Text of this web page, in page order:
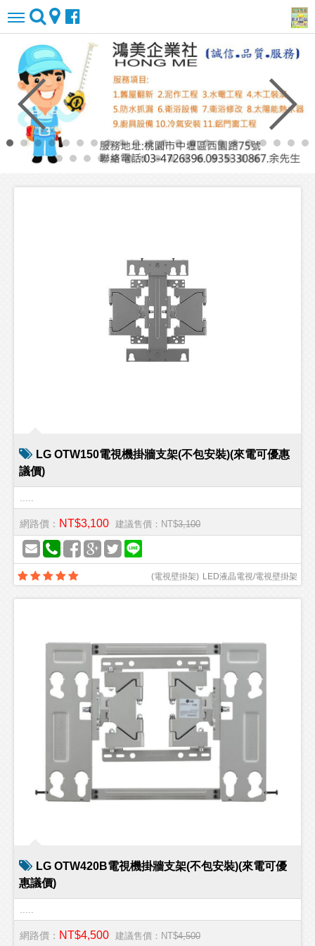
LG OTW150電視機掛牆支架(不包安裝)(來電可優惠
議價)
網路價： NT$3,100 建議售價：NT$3,100
LED液晶電視/電視壁掛架
(電視壁掛架)
LG OTW420B電視機掛牆支架(不包安裝)(來電可優
惠議價)
網路價： NT$4,500 建議售價：NT$4,500